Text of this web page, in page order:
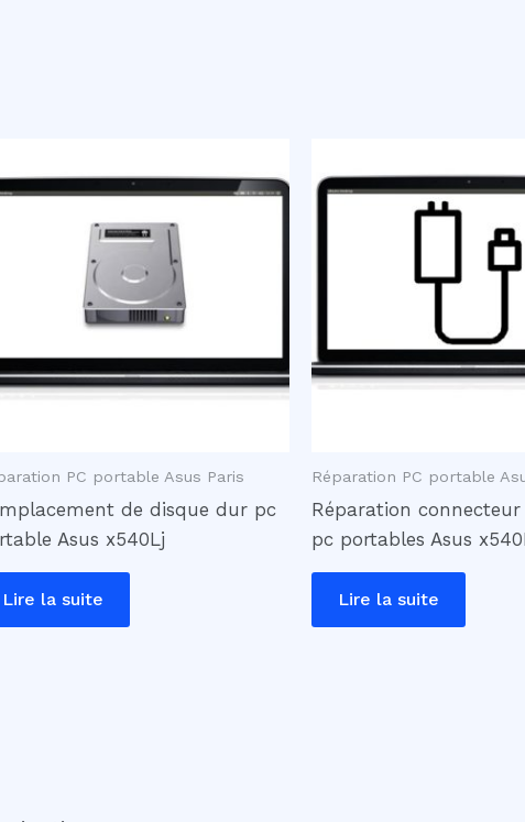
PC portable Asus Paris
de disque dur pc
Asus x540Lj
Lire la suite
Réparation PC portable
Réparation
pc portables Asus
Lire la suite